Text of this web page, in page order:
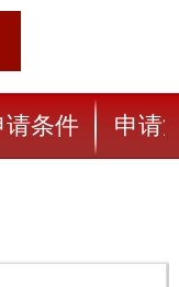
请条件 申请